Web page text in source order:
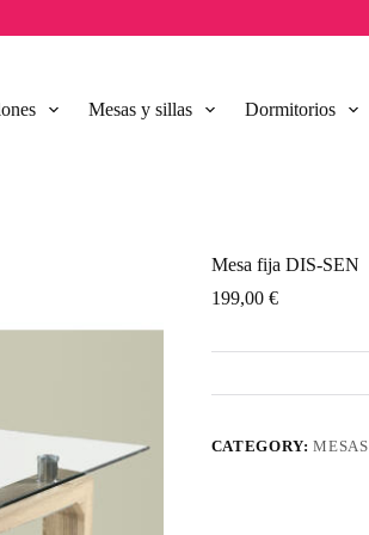
Mesas y sillas Dormitorios
Mesa fija DIS-SEN
199,00 €
CATEGORY:MESAS